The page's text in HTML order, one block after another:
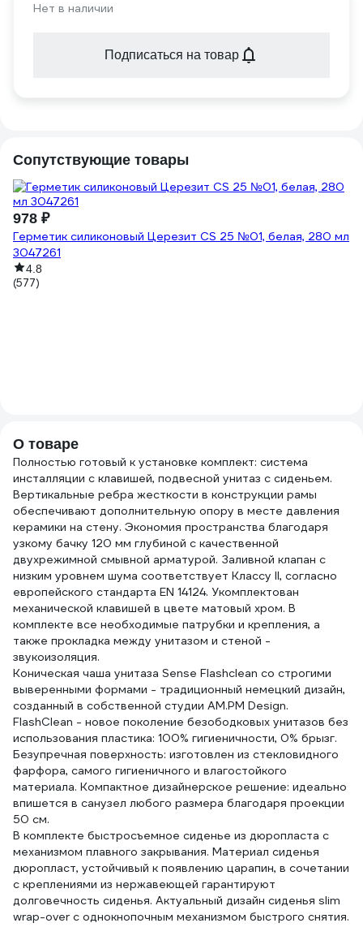
Нет в наличии
Подписаться на товар
Сопутствующие товары
978 ₽
Герметик силиконовый Церезит CS 25 №01, белая, 280 мл
3047261
4.8
(577)
О товаре
Полностью готовый к установке комплект: система
инсталляции с клавишей, подвесной унитаз с сиденьем.
Вертикальные ребра жесткости в конструкции рамы
обеспечивают дополнительную опору в месте давления
керамики на стену. Экономия пространства благодаря
узкому бачку 120 мм глубиной с качественной
двухрежимной смывной арматурой. Заливной клапан с
низким уровнем шума соответствует Классу II, согласно
европейского стандарта EN 14124. Укомплектован
механической клавишей в цвете матовый хром. В
комплекте все необходимые патрубки и крепления, а
также прокладка между унитазом и стеной -
звукоизоляция.
Коническая чаша унитаза Sense Flashclean со строгими
выверенными формами - традиционный немецкий дизайн,
созданный в собственной студии AM.PM Design.
FlashClean - новое поколение безободковых унитазов без
использования пластика: 100% гигиеничности, 0% брызг.
Безупречная поверхность: изготовлен из стекловидного
фарфора, самого гигиеничного и влагостойкого
материала. Компактное дизайнерское решение: идеально
впишется в санузел любого размера благодаря проекции
50 см.
В комплекте быстросъемное сиденье из дюропласта с
механизмом плавного закрывания. Материал сиденья
дюропласт, устойчивый к появлению царапин, в сочетании
с креплениями из нержавеющей гарантируют
долговечность сиденья. Актуальный дизайн сиденья slim
wrap-over с однокнопочным механизмом быстрого снятия.